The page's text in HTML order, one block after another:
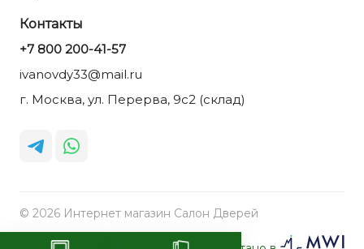
Контакты
+7 800 200-41-57
ivanovdy33@mail.ru
г. Москва, ул. Перерва, 9с2 (склад)
© 2026 Интернет магазин Салон Дверей